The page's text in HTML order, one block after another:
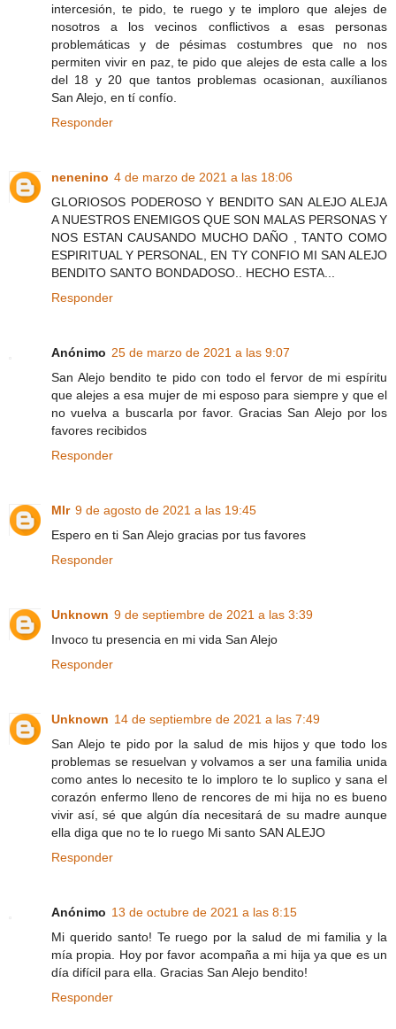
intercesión, te pido, te ruego y te imploro que alejes de
nosotros a los vecinos conflictivos a esas personas
problemáticas y de pésimas costumbres que no nos
permiten vivir en paz, te pido que alejes de esta calle a los
del 18 y 20 que tantos problemas ocasionan, auxílianos
San Alejo, en tí confío.
Responder
nenenino 4 de marzo de 2021 a las 18:06
GLORIOSOS PODEROSO Y BENDITO SAN ALEJO ALEJA
A NUESTROS ENEMIGOS QUE SON MALAS PERSONAS Y
NOS ESTAN CAUSANDO MUCHO DAÑO , TANTO COMO
ESPIRITUAL Y PERSONAL, EN TY CONFIO MI SAN ALEJO
BENDITO SANTO BONDADOSO.. HECHO ESTA...
Responder
Anónimo 25 de marzo de 2021 a las 9:07
San Alejo bendito te pido con todo el fervor de mi espíritu
que alejes a esa mujer de mi esposo para siempre y que el
no vuelva a buscarla por favor. Gracias San Alejo por los
favores recibidos
Responder
Mlr 9 de agosto de 2021 a las 19:45
Espero en ti San Alejo gracias por tus favores
Responder
Unknown 9 de septiembre de 2021 a las 3:39
Invoco tu presencia en mi vida San Alejo
Responder
Unknown 14 de septiembre de 2021 a las 7:49
San Alejo te pido por la salud de mis hijos y que todo los
problemas se resuelvan y volvamos a ser una familia unida
como antes lo necesito te lo imploro te lo suplico y sana el
corazón enfermo lleno de rencores de mi hija no es bueno
vivir así, sé que algún día necesitará de su madre aunque
ella diga que no te lo ruego Mi santo SAN ALEJO
Responder
Anónimo 13 de octubre de 2021 a las 8:15
Mi querido santo! Te ruego por la salud de mi familia y la
mía propia. Hoy por favor acompaña a mi hija ya que es un
día difícil para ella. Gracias San Alejo bendito!
Responder